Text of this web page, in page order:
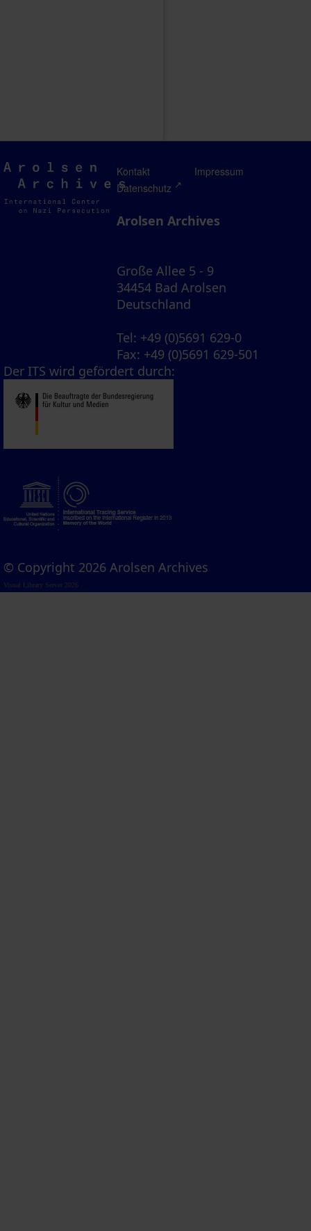
Arolsen
Archives
Kontakt
Impressum
Datenschutz
Arolsen Archives
Große Allee 5 - 9
34454 Bad Arolsen
Deutschland
Tel: +49 (0)5691 629-0
Fax: +49 (0)5691 629-501
Der ITS wird gefördert durch:
© Copyright 2026 Arolsen Archives
Visual Library Server 2026